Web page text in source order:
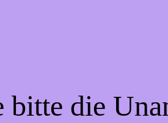
bitte die